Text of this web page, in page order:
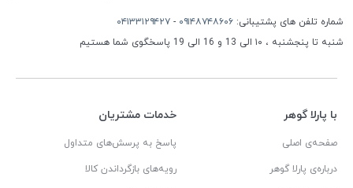
شماره تلفن های پشتیبانی: ۰۹۱۴۸۷۴۸۶۰۶ - ۰۴۱۳۳۱۲۹۴۲۷
شنبه تا پنجشنبه ، ۱۰ الی 13 و 16 الی 19 پاسخگوی شما هستیم
با پارلا گوهر
صفحه‌ی اصلی
درباره‌ی پارلا گوهر
خدمات مشتریان
پاسخ به پرسش‌های متداول
رویه‌های بازگرداندن کالا